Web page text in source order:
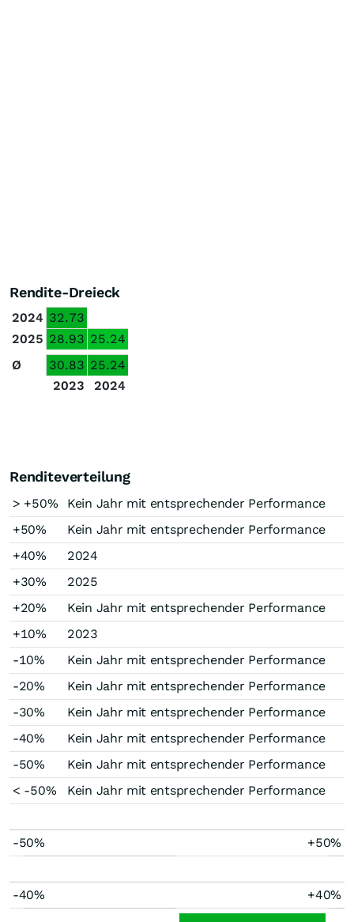
Rendite-Dreieck
2024 32.73
2025 28.93 25.24
Ø
30.83 25.24
2023
2024
Renditeverteilung
> +50%
Kein Jahr mit entsprechender Performance
+50%
Kein Jahr mit entsprechender Performance
+40%
2024
+30%
2025
+20%
Kein Jahr mit entsprechender Performance
+10%
2023
-10%
Kein Jahr mit entsprechender Performance
-20%
Kein Jahr mit entsprechender Performance
-30%
Kein Jahr mit entsprechender Performance
-40%
Kein Jahr mit entsprechender Performance
-50%
Kein Jahr mit entsprechender Performance
< -50%
Kein Jahr mit entsprechender Performance
-50% +50%
-40% +40%